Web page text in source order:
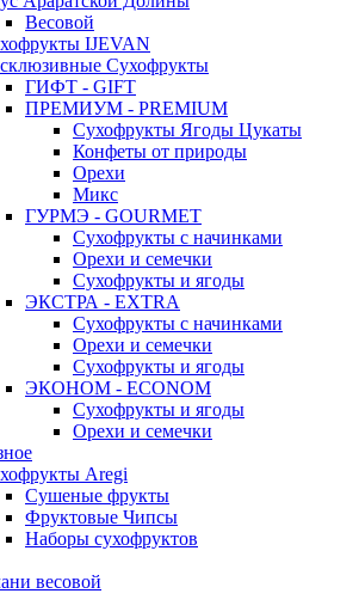
Весовой
IJEVAN
Сухофрукты
ГИФТ - GIFT
ПРЕМИУМ - PREMIUM
Сухофрукты Ягоды Цукаты
Конфеты от природы
Орехи
Микс
ГУРМЭ - GOURMET
Сухофрукты с начинками
Орехи и семечки
Сухофрукты и ягоды
ЭКСТРА - EXTRA
Сухофрукты с начинками
Орехи и семечки
Сухофрукты и ягоды
ЭКОНОМ - ECONOM
Сухофрукты и ягоды
Орехи и семечки
Aregi
Сушеные фрукты
Фруктовые Чипсы
Наборы сухофруктов
весовой